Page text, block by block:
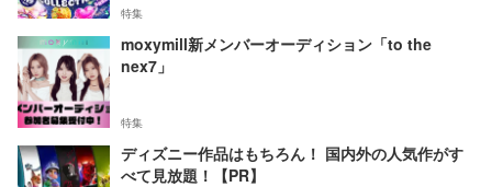
特集
moxymill新メンバーオーディション「to the
nex7」
特集
ディズニー作品はもちろん！ 国内外の人気作がす
べて見放題！【PR】